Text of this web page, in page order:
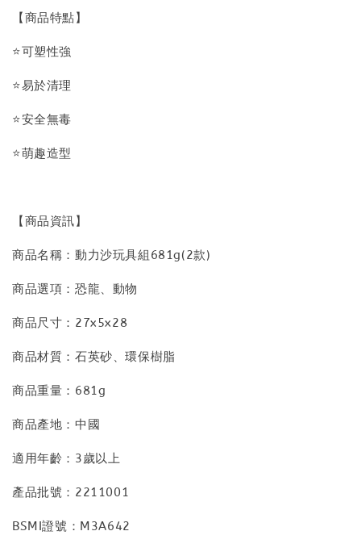
【商品特點】
⭐可塑性強
⭐易於清理
⭐安全無毒
⭐萌趣造型
【商品資訊】
商品名稱：動力沙玩具組681g(2款)
商品選項：恐龍、動物
商品尺寸：27x5x28
商品材質：石英砂、環保樹脂
商品重量：681g
商品產地：中國
適用年齡：3歲以上
產品批號：2211001
BSMI證號：M3A642